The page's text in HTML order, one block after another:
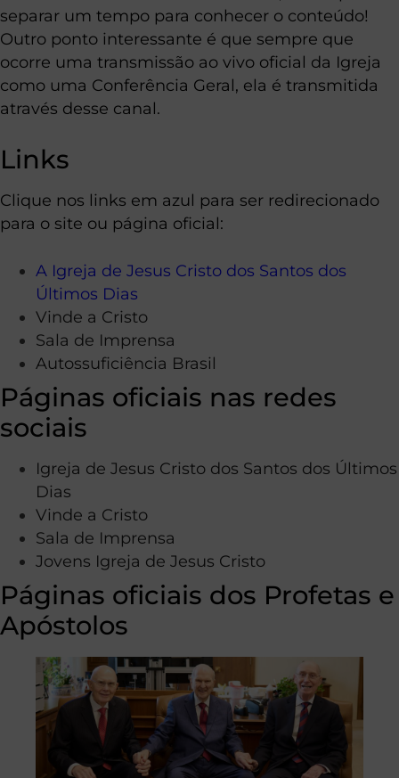
separar um tempo para conhecer o conteúdo!
Outro ponto interessante é que sempre que
ocorre uma transmissão ao vivo oficial da Igreja
como uma Conferência Geral, ela é transmitida
através desse canal.
Links
Clique nos links em azul para ser redirecionado
para o site ou página oficial:
A Igreja de Jesus Cristo dos Santos dos
Últimos Dias
Vinde a Cristo
Sala de Imprensa
Autossuficiência Brasil
Páginas oficiais nas redes
sociais
Igreja de Jesus Cristo dos Santos dos Últimos
Dias
Vinde a Cristo
Sala de Imprensa
Jovens Igreja de Jesus Cristo
Páginas oficiais dos Profetas e
Apóstolos